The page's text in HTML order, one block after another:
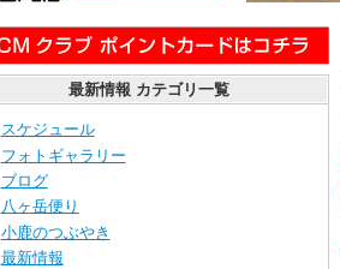
最新情報 カテゴリ一覧
スケジュール
フォトギャラリー
ブログ
八ヶ岳便り
小鹿のつぶやき
最新情報